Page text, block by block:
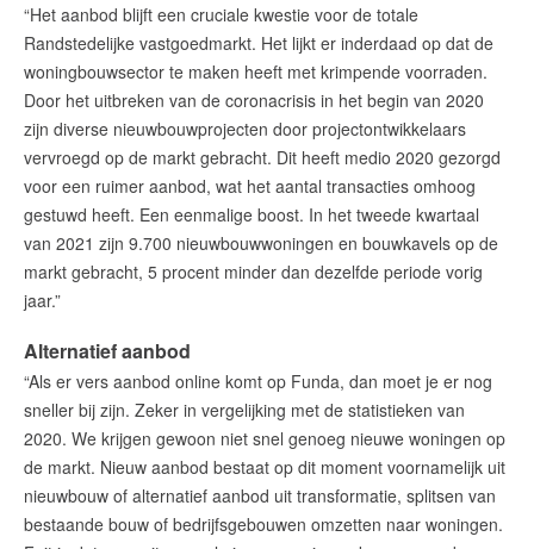
“Het aanbod blijft een cruciale kwestie voor de totale
Randstedelijke vastgoedmarkt. Het lijkt er inderdaad op dat de
woningbouwsector te maken heeft met krimpende voorraden.
Door het uitbreken van de coronacrisis in het begin van 2020
zijn diverse nieuwbouwprojecten door projectontwikkelaars
vervroegd op de markt gebracht. Dit heeft medio 2020 gezorgd
voor een ruimer aanbod, wat het aantal transacties omhoog
gestuwd heeft. Een eenmalige boost. In het tweede kwartaal
van 2021 zijn 9.700 nieuwbouwwoningen en bouwkavels op de
markt gebracht, 5 procent minder dan dezelfde periode vorig
jaar.”
Alternatief aanbod
“Als er vers aanbod online komt op Funda, dan moet je er nog
sneller bij zijn. Zeker in vergelijking met de statistieken van
2020. We krijgen gewoon niet snel genoeg nieuwe woningen op
de markt. Nieuw aanbod bestaat op dit moment voornamelijk uit
nieuwbouw of alternatief aanbod uit transformatie, splitsen van
bestaande bouw of bedrijfsgebouwen omzetten naar woningen.